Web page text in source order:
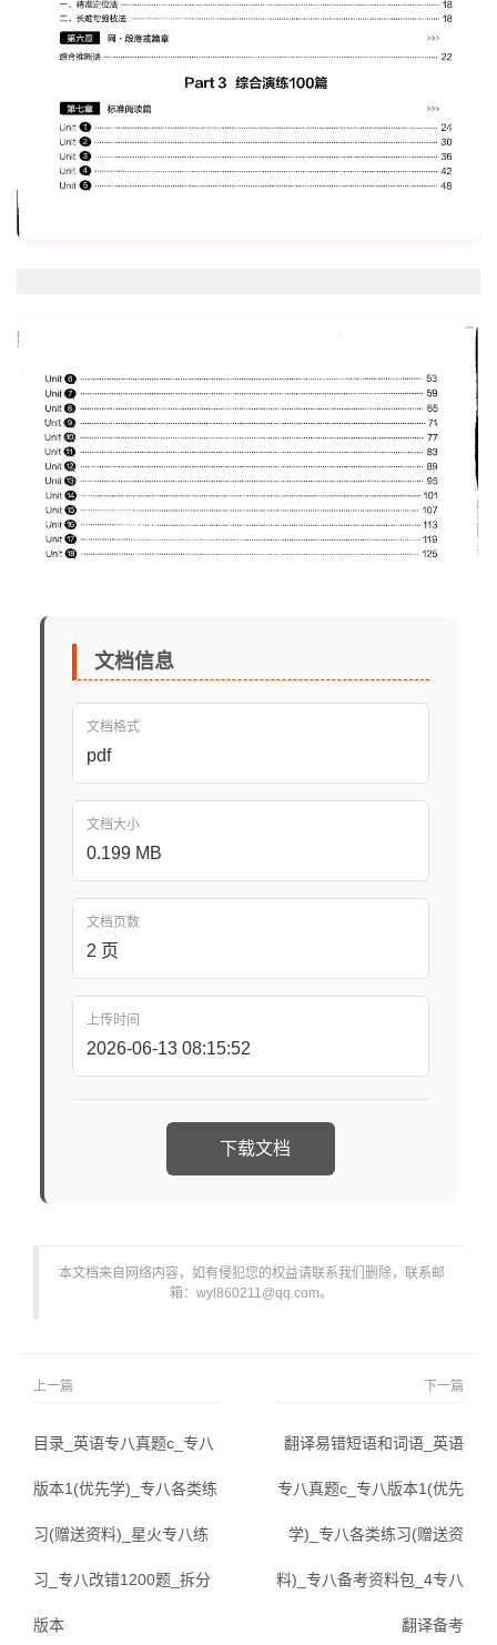
文档信息
文档格式
pdf
文档大小
0.199 MB
文档页数
2 页
上传时间
2026-06-13 08:15:52
下载文档
本文档来自网络内容，如有侵犯您的权益请联系我们删除，联系邮
箱：wyl860211@qq.com。
上一篇
目录_英语专八真题c_专八
版本1(优先学)_专八各类练
习(赠送资料)_星火专八练
习_专八改错1200题_拆分
版本
下一篇
翻译易错短语和词语_英语
专八真题c_专八版本1(优先
学)_专八各类练习(赠送资
料)_专八备考资料包_4专八
翻译备考